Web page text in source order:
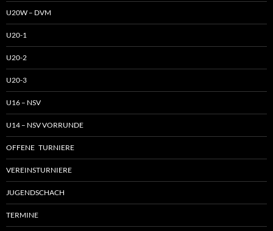
U20W – DVM
U20-1
U20-2
U20-3
U16 – NSV
U14 – NSV VORRUNDE
OFFENE TURNIERE
VEREINSTURNIERE
JUGENDSCHACH
TERMINE